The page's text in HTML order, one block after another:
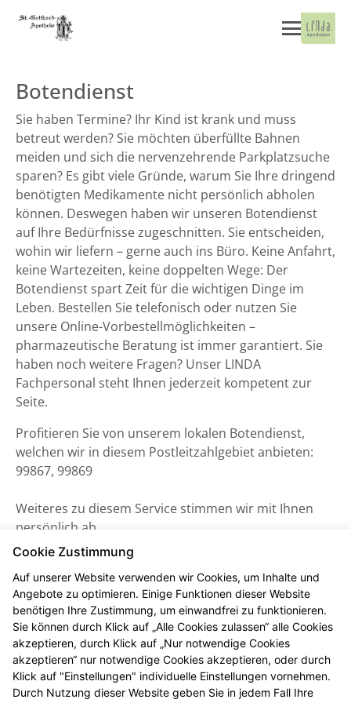
Botendienst
Sie haben Termine? Ihr Kind ist krank und muss
betreut werden? Sie möchten überfüllte Bahnen
meiden und sich die nervenzehrende Parkplatzsuche
sparen? Es gibt viele Gründe, warum Sie Ihre dringend
benötigten Medikamente nicht persönlich abholen
können. Deswegen haben wir unseren Botendienst
auf Ihre Bedürfnisse zugeschnitten. Sie entscheiden,
wohin wir liefern – gerne auch ins Büro. Keine Anfahrt,
keine Wartezeiten, keine doppelten Wege: Der
Botendienst spart Zeit für die wichtigen Dinge im
Leben. Bestellen Sie telefonisch oder nutzen Sie
unsere Online-Vorbestellmöglichkeiten –
pharmazeutische Beratung ist immer garantiert. Sie
haben noch weitere Fragen? Unser LINDA
Fachpersonal steht Ihnen jederzeit kompetent zur
Seite.
Profitieren Sie von unserem lokalen Botendienst,
welchen wir in diesem Postleitzahlgebiet anbieten:
99867, 99869
Weiteres zu diesem Service stimmen wir mit Ihnen
persönlich ab.
Cookie Zustimmung
Auf unserer Website verwenden wir Cookies, um Inhalte und
Angebote zu optimieren. Einige Funktionen dieser Website
benötigen Ihre Zustimmung, um einwandfrei zu funktionieren.
Sie können durch Klick auf „Alle Cookies zulassen“ alle Cookies
akzeptieren, durch Klick auf „Nur notwendige Cookies
akzeptieren“ nur notwendige Cookies akzeptieren, oder durch
Klick auf "Einstellungen" individuelle Einstellungen vornehmen.
Durch Nutzung dieser Website geben Sie in jedem Fall Ihre